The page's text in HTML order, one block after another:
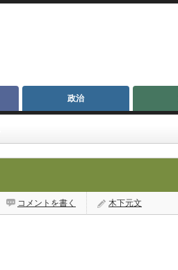
政治
コメントを書く 木下元文